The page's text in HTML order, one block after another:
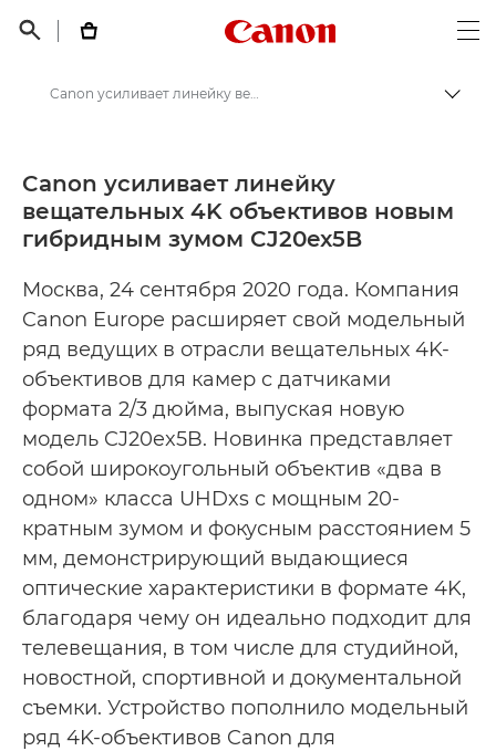
 
Canon Logo, back
Пресс-центр Canon
Пресс-релизы - Пресс-центр Canon
Canon усиливает линейку
вещательных 4K объективов новым
гибридным зумом CJ20ex5B
Москва, 24 сентября 2020 года. Компания
Canon Europe расширяет свой модельный
ряд ведущих в отрасли вещательных 4K-
объективов для камер с датчиками
формата 2/3 дюйма, выпуская новую
модель CJ20ex5B. Новинка представляет
собой широкоугольный объектив «два в
одном» класса UHDxs с мощным 20-
кратным зумом и фокусным расстоянием 5
мм, демонстрирующий выдающиеся
оптические характеристики в формате 4K,
благодаря чему он идеально подходит для
телевещания, в том числе для студийной,
новостной, спортивной и документальной
съемки. Устройство пополнило модельный
ряд 4K-объективов Canon для